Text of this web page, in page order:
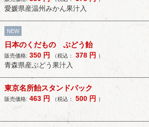
愛媛県産温州みかん果汁入
NEW
日本のくだもの ぶどう飴
販売価格: 350 円 （税込： 378 円 ）
青森県産ぶどう果汁入
東京名所飴スタンドパック
販売価格: 463 円 （税込： 500 円 ）